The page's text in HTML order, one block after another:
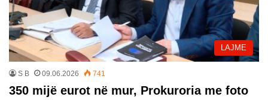
LAJME
S B 09.06.2026 741
350 mijë eurot në mur, Prokuroria me foto